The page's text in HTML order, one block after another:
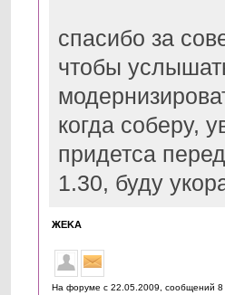
спасибо за
чтобы
когда соберу,
придетса
1.30, буду
ЖЕKА
На форуме с 22.05.2009, cообщений 8